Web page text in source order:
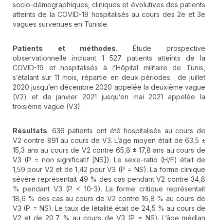
socio-démographiques, cliniques et évolutives des patients
atteints de la COVID-19 hospitalisés au cours des 2e et 3e
vagues survenues en Tunisie.
Patients et méthodes. Étude prospective
observationnelle incluant 1 527 patients atteints de la
COVID-19 et hospitalisés à l’Hôpital militaire de Tunis,
s’étalant sur 11 mois, répartie en deux périodes : de juillet
2020 jusqu’en décembre 2020 appelée la deuxième vague
(V2) et de janvier 2021 jusqu’en mai 2021 appelée la
troisième vague (V3).
Résultats. 636 patients ont été hospitalisés au cours de
V2 contre 891 au cours de V3. L’âge moyen était de 63,5 ±
15,3 ans au cours de V2 contre 65,8 ± 17,8 ans au cours de
V3 (P = non significatif [NS]). Le sexe-ratio (H/F) était de
1,59 pour V2 et de 1,42 pour V3 (P = NS). La forme clinique
sévère représentait 49 % des cas pendant V2 contre 34,8
% pendant V3 (P < 10-3). La forme critique représentait
18,6 % des cas au cours de V2 contre 16,8 % au cours de
V3 (P = NS). Le taux de létalité était de 24,5 % au cours de
V2 et de 20,7 % au cours de V3 (P = NS). L’âge médian